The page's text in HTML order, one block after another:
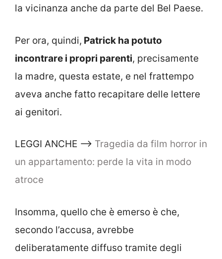
la vicinanza anche da parte del Bel Paese.
Per ora, quindi, Patrick ha potuto
incontrare i propri parenti, precisamente
la madre, questa estate, e nel frattempo
aveva anche fatto recapitare delle lettere
ai genitori.
LEGGI ANCHE –> Tragedia da film horror in
un appartamento: perde la vita in modo
atroce
Insomma, quello che è emerso è che,
secondo l’accusa, avrebbe
deliberatamente diffuso tramite degli